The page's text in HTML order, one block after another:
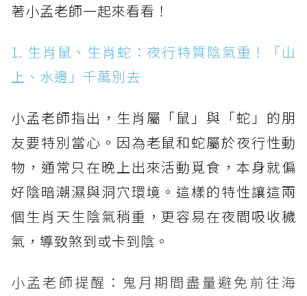
著小孟老師一起來看看！
1. 生肖鼠、生肖蛇：夜行特質陰氣重！「山
上、水邊」千萬別去
小孟老師指出，生肖屬「鼠」與「蛇」的朋
友要特別當心。因為老鼠和蛇屬於夜行性動
物，通常只在晚上出來活動覓食，本身就偏
好陰暗潮濕與洞穴環境。這樣的特性讓這兩
個生肖天生陰氣稍重，更容易在夜間吸收穢
氣，導致煞到或卡到陰。
小孟老師提醒：鬼月期間盡量避免前往海